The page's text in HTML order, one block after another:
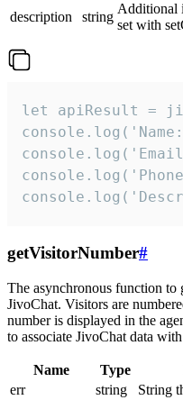
description
string
Additional
set with
let apiResult =
getVisitorNumber#
The asynchronous function to
JivoChat. Visitors are
number is displayed in the
to associate JivoChat data
Name Type
err
string
String